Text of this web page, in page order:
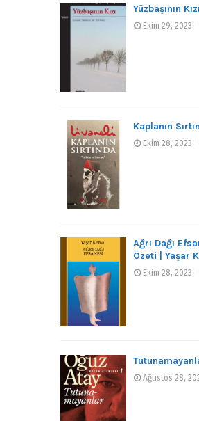
Yüzbaşının
Ekim 29, 2023
Kaplanın
Ekim 28, 2023
Ağrı Dağı
Özeti | Yaşar
Ekim 28, 2023
Ağustos 28,